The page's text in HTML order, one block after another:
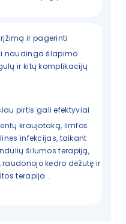
ir pagerinti
naudinga šlapimo
ir kitų komplikacijų
pirtis gali efektyviai
kraujotaką, limfos
infekcijas, taikant
šilumos terapiją,
kedro dėžutę ir
terapija .